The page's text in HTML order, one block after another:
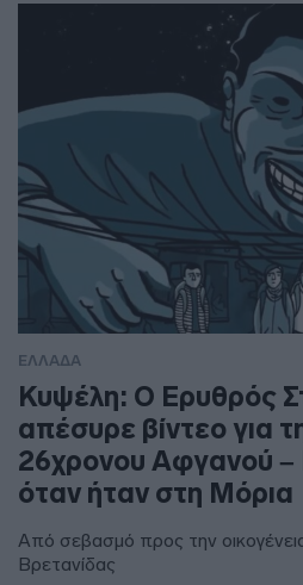
ΕΛΛΑΔΑ
Κυψέλη: Ο Ερυθρός
απέσυρε βίντεο για
26χρονου Αφγανού –
όταν ήταν στη Μόρια
Από σεβασμό προς την
Βρετανίδας